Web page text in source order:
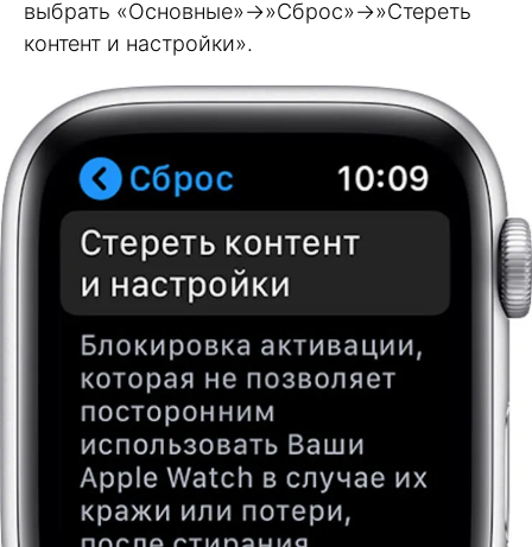
выбрать «Основные»→»Сброс»→»Стереть
контент и настройки».